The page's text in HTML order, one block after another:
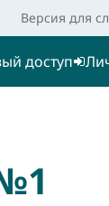
Версия для
доступ